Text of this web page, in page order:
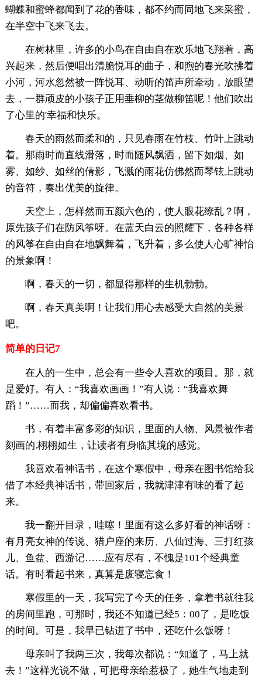
蝴蝶和蜜蜂都闻到了花的香味，都不约而同地飞来采蜜，
在半空中飞来飞去。
在树林里，许多的小鸟在自由自在欢乐地飞翔着，高
兴起来，然后便唱出清脆悦耳的曲子，和煦的春光吹拂着
小河，河水忽然被一阵悦耳、动听的笛声所牵动，放眼望
去，一群顽皮的小孩子正用垂柳的茎做柳笛呢！他们吹出
了心里的'幸福和快乐。
春天的雨然而柔和的，只见春雨在竹枝、竹叶上跳动
着。那雨时而直线滑落，时而随风飘洒，留下如烟、如
雾、如纱、如丝的倩影，飞溅的雨花仿佛然而琴铉上跳动
的音符，奏出优美的旋律。
天空上，怎样然而五颜六色的，使人眼花缭乱？啊，
原先孩子们在防风筝呀。在蓝天白云的照耀下，各种各样
的风筝在自由自在地飘舞着，飞升着，多么使人心旷神怡
的景象啊！
啊，春天的一切，都显得那样的生机勃勃。
啊，春天真美啊！让我们用心去感受大自然的美景
吧。
简单的日记7
在人的一生中，总会有一些令人喜欢的项目。那，就
是爱好。有人：“我喜欢画画！”有人说：“我喜欢舞
蹈！”……而我，却偏偏喜欢看书。
书，有着丰富多彩的知识，里面的人物、风景被作者
刻画的.栩栩如生，让读者有身临其境的感觉。
我喜欢看神话书，在这个寒假中，母亲在图书馆给我
借了本经典神话书，带回家后，我就津津有味的看了起
来。
我一翻开目录，哇噻！里面有这么多好看的神话呀：
有月亮女神的传说、猎户座的来历、八仙过海、三打红孩
儿、鱼盆、西游记……应有尽有，不愧是101个经典童
话。有时看起书来，真算是废寝忘食！
寒假里的一天，我写完了今天的任务，拿着书就往我
的房间里跑，可那时，我还不知道已经5：00了，是吃饭
的时间。可是，我早已钻进了书中，还吃什么饭呀！
母亲叫了我两三次，我每次都说：“知道了，马上就
去！”这样光说不做，可把母亲给惹极了，她生气地走到